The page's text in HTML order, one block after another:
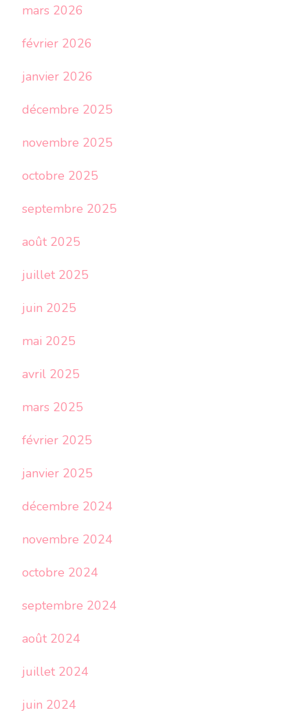
mars 2026
février 2026
janvier 2026
décembre 2025
novembre 2025
octobre 2025
septembre 2025
août 2025
juillet 2025
juin 2025
mai 2025
avril 2025
mars 2025
février 2025
janvier 2025
décembre 2024
novembre 2024
octobre 2024
septembre 2024
août 2024
juillet 2024
juin 2024